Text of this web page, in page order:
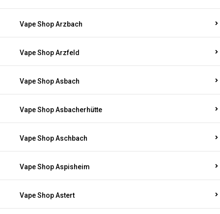
Vape Shop Arzbach
Vape Shop Arzfeld
Vape Shop Asbach
Vape Shop Asbacherhütte
Vape Shop Aschbach
Vape Shop Aspisheim
Vape Shop Astert